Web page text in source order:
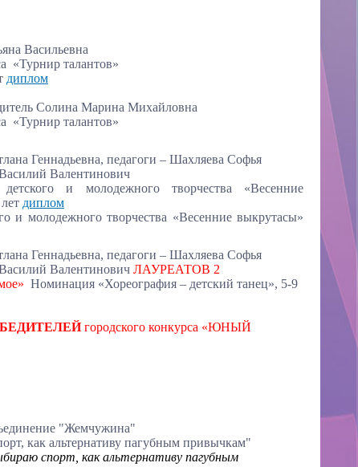
Васильевна
«Турнир талантов»
диплом
Солина Марина Михайловна
«Турнир талантов»
Геннадьевна, педагоги – Шахляева Софья
Валентинович
детского и молодежного творчества «Весенние
диплом
и молодежного творчества «Весенние выкрутасы»
Геннадьевна, педагоги – Шахляева Софья
Валентинович ЛАУРЕАТОВ 2
Номинация «Хореография – детский танец», 5-9
городского конкурса «ЮНЫЙ
"Жемчужина"
как альтернативу пагубным привычкам"
спорт, как альтернативу пагубным